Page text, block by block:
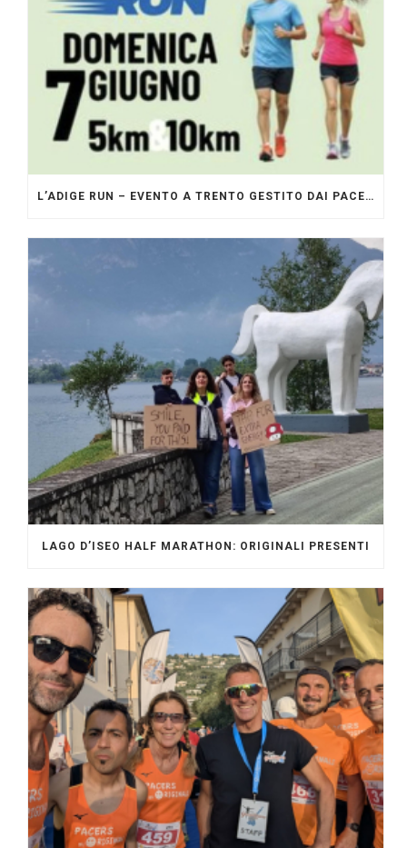
L’ADIGE RUN – EVENTO A TRENTO GESTITO DAI PACERS GLI ORIGINALI
LAGO D’ISEO HALF MARATHON: ORIGINALI PRESENTI